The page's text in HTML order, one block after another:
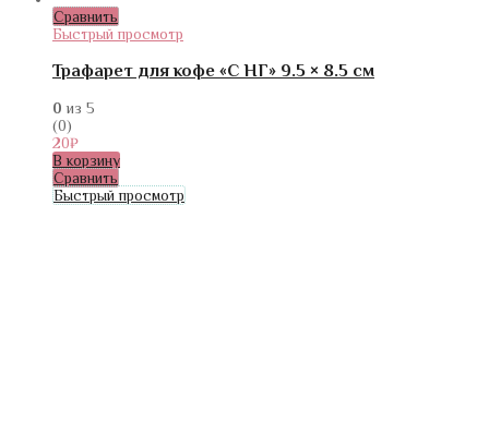
Сравнить
Быстрый просмотр
Трафарет для кофе «С НГ» 9.5 × 8.5 см
0 из 5
(0)
20₽
В корзину
Сравнить
Быстрый просмотр